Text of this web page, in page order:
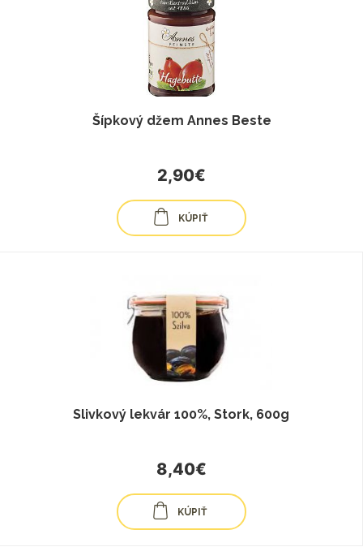
Šípkový džem Annes Beste
2,90€
KÚPIŤ
Slivkový lekvár 100%, Stork, 600g
8,40€
KÚPIŤ